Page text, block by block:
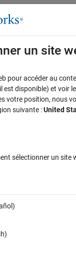
un site
pour accéder au
est disponible) et voir
votre position, nous
suivante :United
sélectionner un site